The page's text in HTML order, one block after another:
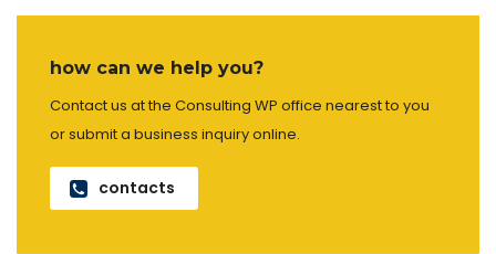
how can we help you?
Contact us at the Consulting WP office nearest to you
or submit a business inquiry online.
contacts